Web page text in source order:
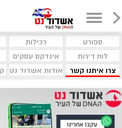
ספורט רכילות
לוח דירות
אינדקס עסקים
צרו איתנו קשר
אודות אשדוד נט